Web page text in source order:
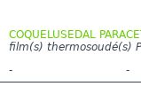
COQUELUSEDAL
film(s) thermosoudé(s)
-
-